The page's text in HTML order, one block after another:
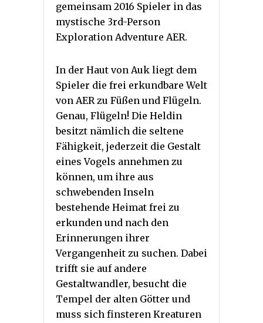
gemeinsam 2016 Spieler in das
mystische 3rd-Person
Exploration Adventure AER.
In der Haut von Auk liegt dem
Spieler die frei erkundbare Welt
von AER zu Füßen und Flügeln.
Genau, Flügeln! Die Heldin
besitzt nämlich die seltene
Fähigkeit, jederzeit die Gestalt
eines Vogels annehmen zu
können, um ihre aus
schwebenden Inseln
bestehende Heimat frei zu
erkunden und nach den
Erinnerungen ihrer
Vergangenheit zu suchen. Dabei
trifft sie auf andere
Gestaltwandler, besucht die
Tempel der alten Götter und
muss sich finsteren Kreaturen